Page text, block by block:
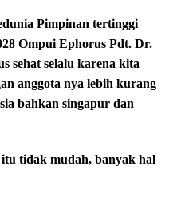
Pimpinan tertinggi
Ompui Ephorus Pdt. Dr.
sehat selalu karena kita
anggota nya lebih kurang
bahkan singapur dan
itu tidak mudah, banyak hal